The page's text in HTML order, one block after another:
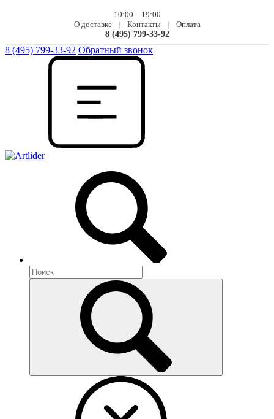
10:00 – 19:00
О доставке
| Контакты |
Оплата
8 (495) 799-33-92
8 (495) 799-33-92 Обратный звонок